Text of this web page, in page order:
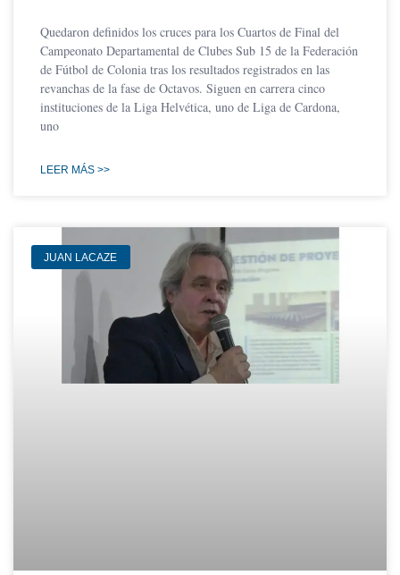
Quedaron definidos los cruces para los Cuartos de Final del
Campeonato Departamental de Clubes Sub 15 de la Federación
de Fútbol de Colonia tras los resultados registrados en las
revanchas de la fase de Octavos. Siguen en carrera cinco
instituciones de la Liga Helvética, uno de Liga de Cardona,
uno
LEER MÁS >>
JUAN LACAZE